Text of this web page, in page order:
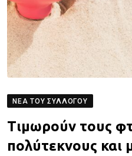
ΝΈΑ ΤΟΥ ΣΥΛΛΌΓΟΥ
Τιμωρούν τους
πολύτεκνους και